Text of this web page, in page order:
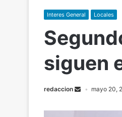
Interes General Locales
siguen
redaccion mayo 20,